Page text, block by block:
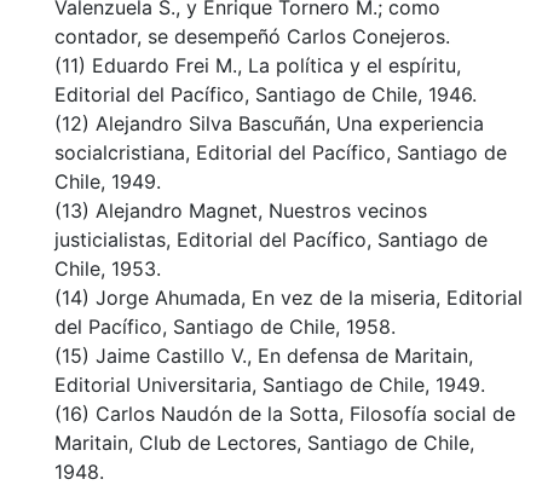
Valenzuela S., y Enrique Tornero M.; como
contador, se desempeñó Carlos Conejeros.
(11) Eduardo Frei M., La política y el espíritu,
Editorial del Pacífico, Santiago de Chile, 1946.
(12) Alejandro Silva Bascuñán, Una experiencia
socialcristiana, Editorial del Pacífico, Santiago de
Chile, 1949.
(13) Alejandro Magnet, Nuestros vecinos
justicialistas, Editorial del Pacífico, Santiago de
Chile, 1953.
(14) Jorge Ahumada, En vez de la miseria, Editorial
del Pacífico, Santiago de Chile, 1958.
(15) Jaime Castillo V., En defensa de Maritain,
Editorial Universitaria, Santiago de Chile, 1949.
(16) Carlos Naudón de la Sotta, Filosofía social de
Maritain, Club de Lectores, Santiago de Chile,
1948.